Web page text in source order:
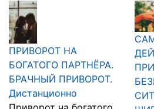
ПРИВОРОТ НА
БОГАТОГО ПАРТНЁРА.
БРАЧНЫЙ ПРИВОРОТ.
Дистанционно